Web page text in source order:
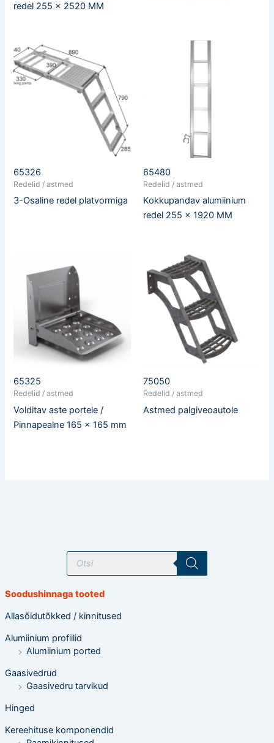
T
o
t
o
t
s
i
n
g
Soodushinnaga tooted
Allasõidutõkked / kinnitused
Alumiinium profiilid
Alumiinium ported
Gaasivedrud
Gaasivedru tarvikud
Hinged
Kereehituse komponendid
redel 255 x 2520 MM
65326
Redelid / astmed
3-Osaline redel platvormiga
65480
Redelid / astmed
Kokkupandav alumiinium
redel 255 x 1920 MM
65325
Redelid / astmed
Volditav aste portele /
Pinnapealne 165 x 165 mm
75050
Redelid / astmed
Astmed palgiveoautole